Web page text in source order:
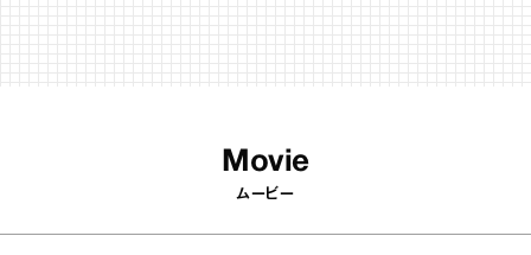
Movie
ムービー